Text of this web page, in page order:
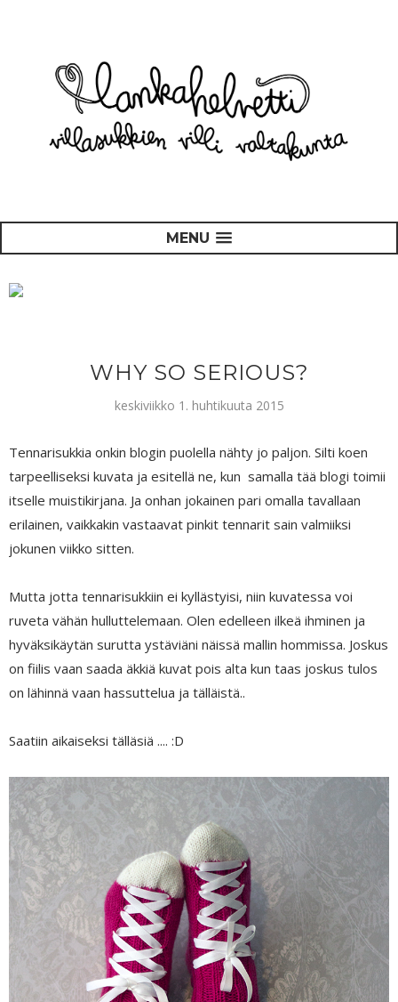
MENU
WHY SO SERIOUS?
keskiviikko 1. huhtikuuta 2015
Tennarisukkia onkin blogin puolella nähty jo paljon. Silti koen
tarpeelliseksi kuvata ja esitellä ne, kun samalla tää blogi toimii
itselle muistikirjana. Ja onhan jokainen pari omalla tavallaan
erilainen, vaikkakin vastaavat pinkit tennarit sain valmiiksi
jokunen viikko sitten.
Mutta jotta tennarisukkiin ei kyllästyisi, niin kuvatessa voi
ruveta vähän hulluttelemaan. Olen edelleen ilkeä ihminen ja
hyväksikäytän surutta ystäviäni näissä mallin hommissa. Joskus
on fiilis vaan saada äkkiä kuvat pois alta kun taas joskus tulos
on lähinnä vaan hassuttelua ja tälläistä..
Saatiin aikaiseksi tälläsiä .... :D